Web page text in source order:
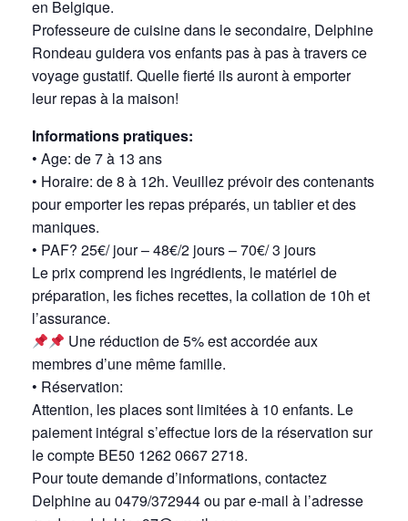
en Belgique.
Professeure de cuisine dans le secondaire, Delphine
Rondeau guidera vos enfants pas à pas à travers ce
voyage gustatif. Quelle fierté ils auront à emporter
leur repas à la maison!
Informations pratiques:
• Age: de 7 à 13 ans
• Horaire: de 8 à 12h. Veuillez prévoir des contenants
pour emporter les repas préparés, un tablier et des
maniques.
• PAF? 25€/ jour – 48€/2 jours – 70€/ 3 jours
Le prix comprend les ingrédients, le matériel de
préparation, les fiches recettes, la collation de 10h et
l’assurance.
Une réduction de 5% est accordée aux
membres d’une même famille.
• Réservation:
Attention, les places sont limitées à 10 enfants. Le
paiement intégral s’effectue lors de la réservation sur
le compte BE50 1262 0667 2718.
Pour toute demande d’informations, contactez
Delphine au 0479/372944 ou par e-mail à l’adresse